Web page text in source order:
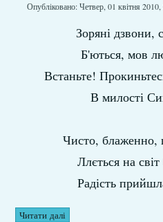
Опубліковано: Четвер, 01 квітня
Зоряні дзвони,
Б'ються, мов
Встаньте!
В милості
Чисто, блаженно,
Ллється на
Радість
Читати далі